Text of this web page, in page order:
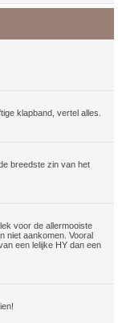
klapband, vertel alles.
breedste zin van het
voor de allermooiste
niet aankomen. Vooral
een lelijke HY dan een